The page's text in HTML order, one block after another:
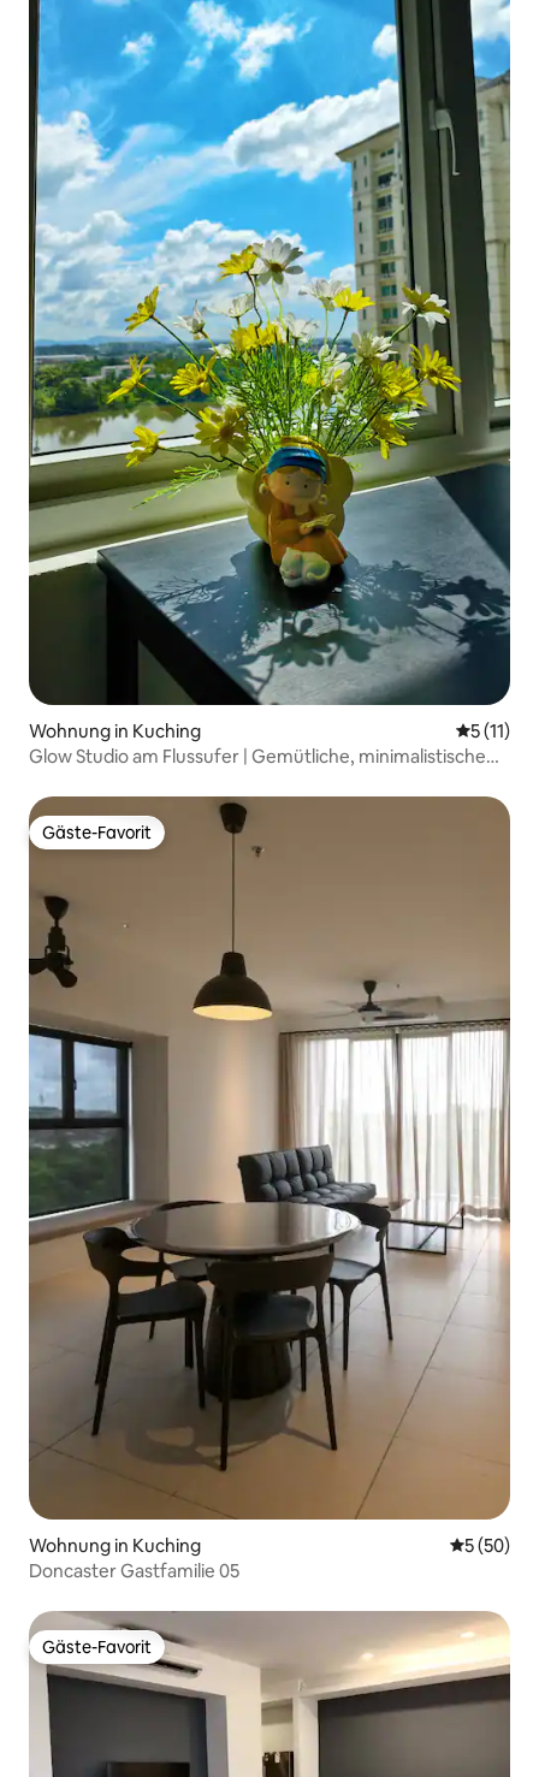
Wohnung in Kuching
5 (11)
Glow Studio am Flussufer | Gemütliche, minimalistische
Gäste-Favorit
Gäste-Favorit
Wohnung in Kuching
5 (50)
Doncaster Gastfamilie 05
Gäste-Favorit
Gäste-Favorit